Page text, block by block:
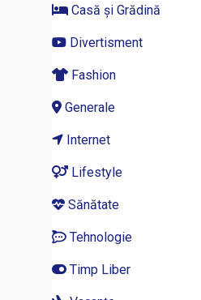
Casă și Grădină
Divertisment
Fashion
Generale
Internet
Lifestyle
Sănătate
Tehnologie
Timp Liber